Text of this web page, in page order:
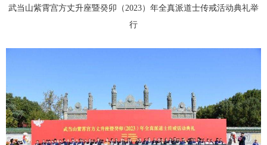
武当山紫霄宫方丈升座暨癸卯（2023）年全真派道士传戒活动典礼举
行